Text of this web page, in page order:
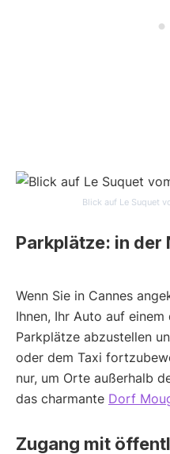
Blick auf Le Suquet
Parkplätze: in der
Wenn Sie in Cannes
Ihnen, Ihr Auto auf
Parkplätze abzustellen
oder dem Taxi
nur, um Orte außerhalb
das charmante Dorf
Zugang mit